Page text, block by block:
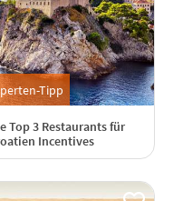
Tipp
Top 3 Restaurants für
Incentives